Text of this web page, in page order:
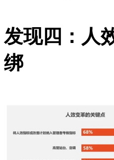
发现四：人
绑